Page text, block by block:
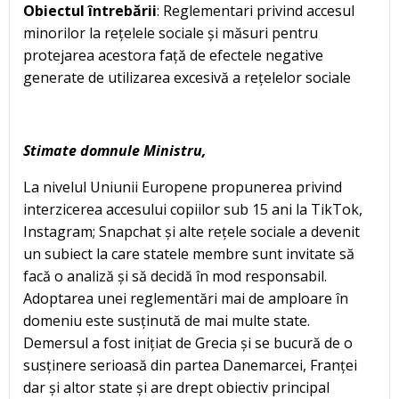
Obiectul întrebării: Reglementari privind accesul
minorilor la rețelele sociale și măsuri pentru
protejarea acestora față de efectele negative
generate de utilizarea excesivă a rețelelor sociale
Stimate domnule Ministru,
La nivelul Uniunii Europene propunerea privind
interzicerea accesului copiilor sub 15 ani la TikTok,
Instagram; Snapchat și alte rețele sociale a devenit
un subiect la care statele membre sunt invitate să
facă o analiză și să decidă în mod responsabil.
Adoptarea unei reglementări mai de amploare în
domeniu este susținută de mai multe state.
Demersul a fost inițiat de Grecia și se bucură de o
susținere serioasă din partea Danemarcei, Franței
dar și altor state și are drept obiectiv principal